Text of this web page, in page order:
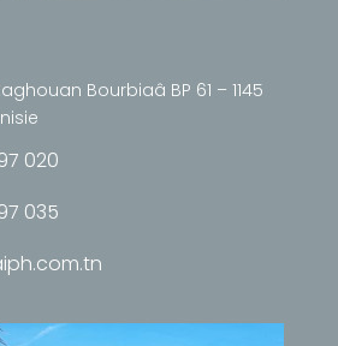
Bourbiaâ BP 61 – 1145
020
035